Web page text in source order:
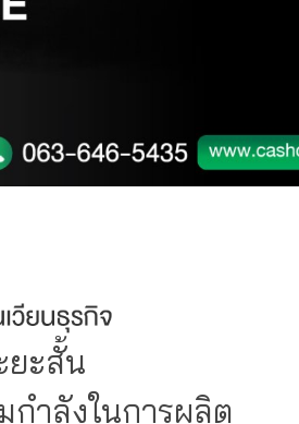
ยะสั้น
ลังในการผลิต